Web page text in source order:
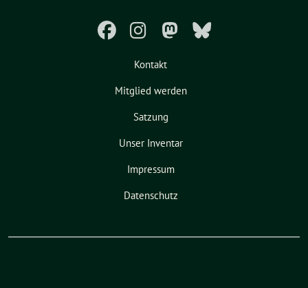
Kontakt
Mitglied werden
Satzung
Unser Inventar
Impressum
Datenschutz